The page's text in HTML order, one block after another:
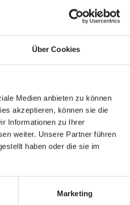
Über Cookies
Medien anbieten zu können
akzeptieren, können sie die
Informationen zu Ihrer
weiter. Unsere Partner führen
haben oder die sie im
Marketing
Bezirk
Ort
Karte verbergen
ansehen)